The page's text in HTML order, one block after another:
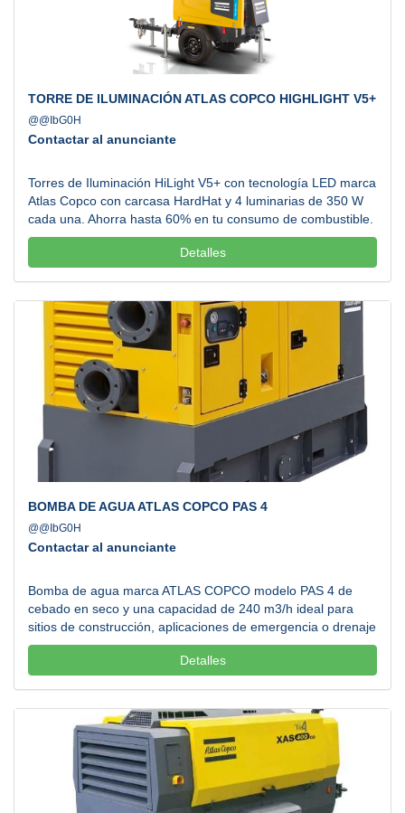
TORRE DE ILUMINACIÓN ATLAS COPCO HIGHLIGHT V5+
@@IbG0H
Contactar al anunciante
Torres de Iluminación HiLight V5+ con tecnología LED marca
Atlas Copco con carcasa HardHat y 4 luminarias de 350 W
cada una. Ahorra hasta 60% en tu consumo de combustible.
Nuestros equipos de última generación están diseñados con
el objetivo de iluminar más con menos, permitiendo reducir
Detalles
BOMBA DE AGUA ATLAS COPCO PAS 4
@@IbG0H
Contactar al anunciante
Bomba de agua marca ATLAS COPCO modelo PAS 4 de
cebado en seco y una capacidad de 240 m3/h ideal para
sitios de construcción, aplicaciones de emergencia o drenaje
en general. Nuestras bombas de agua son ideales tanto
para la construcción, desagüe en general y aplicaciones de
agua desde el momento en que enciendes el equipo.
Atendemos todos los estados de la República Mexicana.
Llamanos....
Detalles